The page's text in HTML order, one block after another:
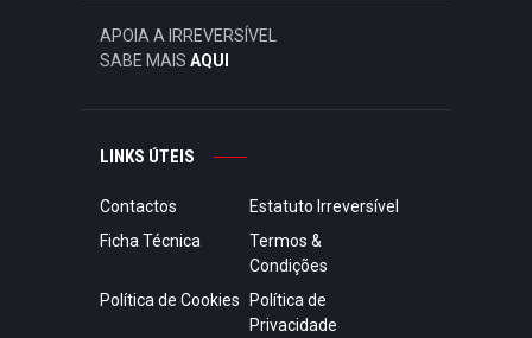
APOIA A IRREVERSÍVEL
SABE MAIS AQUI
LINKS ÚTEIS
Contactos
Estatuto Irreversível
Ficha Técnica
Termos &
Condições
Política de Cookies
Política de
Privacidade